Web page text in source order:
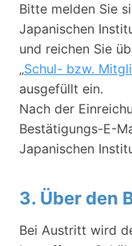
Bitte melden Sie
Japanischen
und reichen Sie
„Schul- bzw.
ausgefüllt ein.
Nach der
Bestätigungs-E-
Japanischen
3. Über den
Bei Austritt wird